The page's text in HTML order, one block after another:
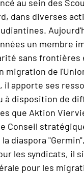
au sein des
dans diverses
un membre
sans frontières
migration de
il apporte ses
à disposition de
que Aktion
Conseil
diaspora
les syndicats, il
pour les